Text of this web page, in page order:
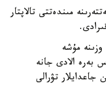
مىندەتتى تالاپتار
مۇشە
بەرە الادى جانە
جاعدايلار تۋرالى